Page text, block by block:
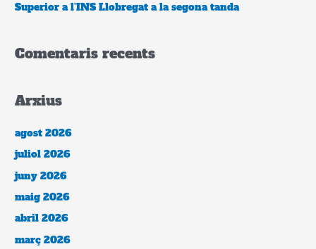
Superior a l’INS Llobregat a la segona tanda
Comentaris recents
Arxius
agost 2026
juliol 2026
juny 2026
maig 2026
abril 2026
març 2026